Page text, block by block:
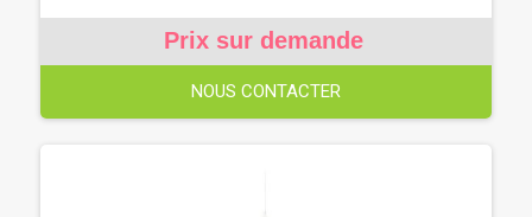
Prix sur demande
NOUS CONTACTER